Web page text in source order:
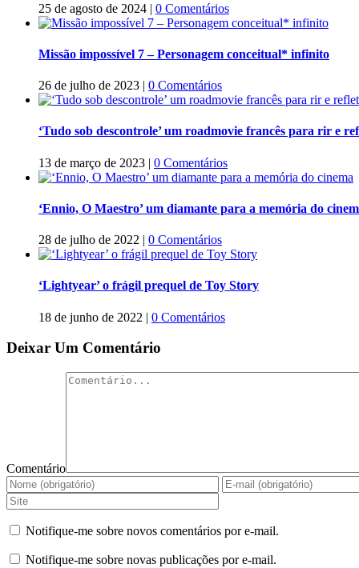
25 de agosto de 2024 | 0 Comentários
Missão impossível 7 – Personagem conceitual* infinito
26 de julho de 2023 | 0 Comentários
‘Tudo sob descontrole’ um roadmovie francês para rir e
13 de março de 2023 | 0 Comentários
‘Ennio, O Maestro’ um diamante para a memória do
28 de julho de 2022 | 0 Comentários
‘Lightyear’ o frágil prequel de Toy Story
18 de junho de 2022 | 0 Comentários
Deixar Um Comentário
Comentário
Notifique-me sobre novos comentários por e-mail.
Notifique-me sobre novas publicações por e-mail.